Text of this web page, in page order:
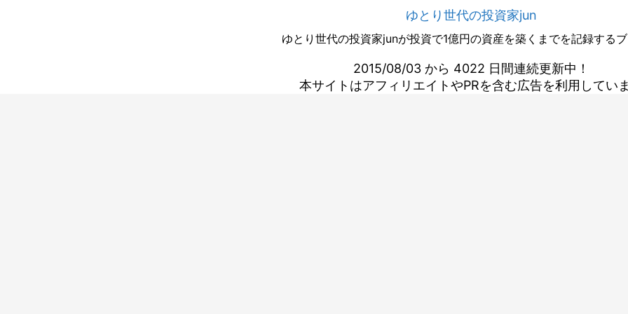
ゆとり世代の投資家jun
ゆとり世代の投資家junが投資で1億円の資産を築くまでを記録するブ
2015/08/03 から 4022 日間連続更新中！
本サイトはアフィリエイトやPRを含む広告を利用してい